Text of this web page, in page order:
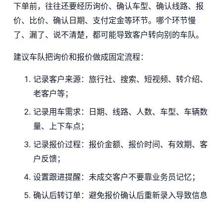
下单前，往往还要经历询价、确认车型、确认线路、报
价、比价、确认日期、支付定金等环节。哪个环节慢
了、漏了、说不清楚，都可能导致客户转向别的车队。
建议车队把询价和报价做成固定流程：
记录客户来源：旅行社、搜索、短视频、转介绍、
老客户等；
记录用车需求：日期、线路、人数、车型、车辆数
量、上下车点；
记录报价过程：报价金额、报价时间、有效期、客
户反馈；
设置跟进提醒：未成交客户不要靠业务员记忆；
确认后转订单：避免报价确认后重新录入导致信息